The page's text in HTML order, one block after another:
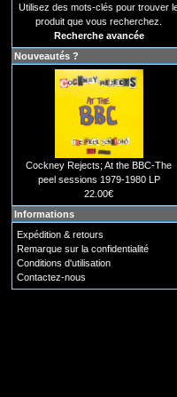
Utilisez des mots-clés pour trouver
produit que vous recherchez.
Recherche avancée
Nouveautés ?
Cockney Rejects; At the BBC-The
peel sessions 1979-1980 LP
22.00€
Informations
Expédition & retours
Remarque sur la confidentialité
Conditions d'utilisation
Contactez-nous